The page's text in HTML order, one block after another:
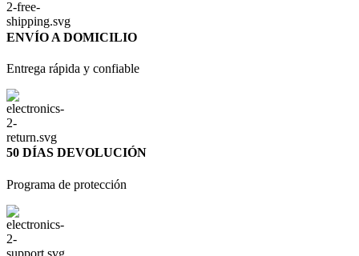
ENVÍO A DOMICILIO
Entrega rápida y confiable
50 DÍAS DEVOLUCIÓN
Programa de protección